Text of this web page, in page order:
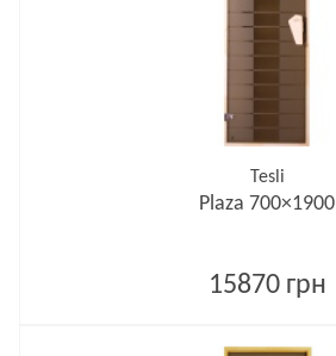
Tesli
Plaza 700×1900
15870 грн